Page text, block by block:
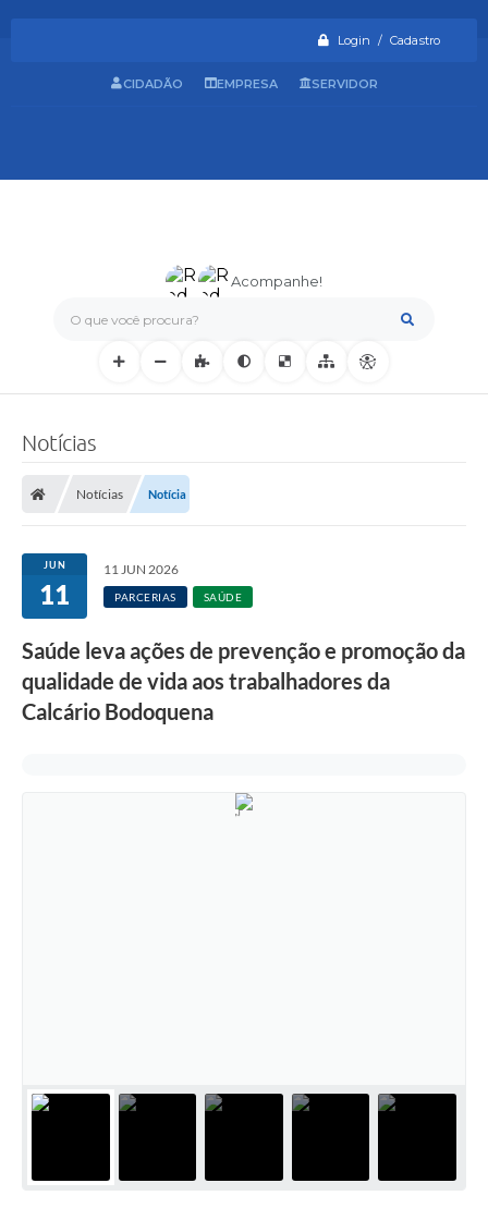
Login / Cadastro
O que você procura?
Acompanhe!
CIDADÃO EMPRESA SERVIDOR
Notícias
Notícias Notícia
JUN
11
11 JUN 2026
PARCERIAS SAÚDE
Saúde leva ações de prevenção e promoção da
qualidade de vida aos trabalhadores da
Calcário Bodoquena